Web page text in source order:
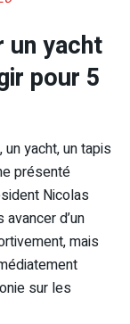
un yacht
pour 5
yacht, un tapis
présenté
Nicolas
d’un
mais
sur les